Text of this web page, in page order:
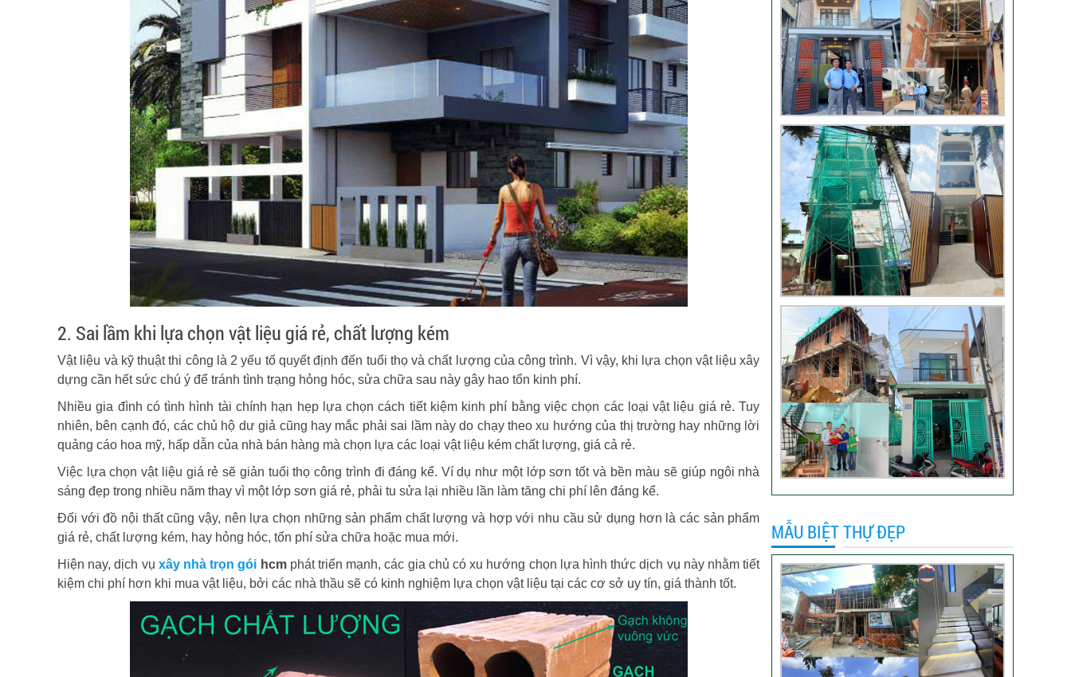
2. Sai lầm khi lựa chọn vật liệu giá rẻ, chất lượng kém
Vật liệu và kỹ thuật thi công là 2 yếu tố quyết định đến tuổi thọ và chất lượng của công trình. Vì vậy, khi lựa chọn vật liệu xây
dựng cần hết sức chú ý để tránh tình trạng hỏng hóc, sửa chữa sau này gây hao tổn kinh phí.
Nhiều gia đình có tình hình tài chính hạn hẹp lựa chọn cách tiết kiệm kinh phí bằng việc chọn các loại vật liệu giá rẻ. Tuy
nhiên, bên cạnh đó, các chủ hộ dư giả cũng hay mắc phải sai lầm này do chạy theo xu hướng của thị trường hay những lời
quảng cáo hoa mỹ, hấp dẫn của nhà bán hàng mà chọn lựa các loại vật liệu kém chất lượng, giá cả rẻ.
Việc lựa chọn vật liệu giá rẻ sẽ giản tuổi thọ công trình đi đáng kể. Ví dụ như một lớp sơn tốt và bền màu sẽ giúp ngôi nhà
sáng đẹp trong nhiều năm thay vì một lớp sơn giá rẻ, phải tu sửa lại nhiều lần làm tăng chi phí lên đáng kể.
Đối với đồ nội thất cũng vậy, nên lựa chọn những sản phẩm chất lượng và hợp với nhu cầu sử dụng hơn là các sản phẩm
giá rẻ, chất lượng kém, hay hỏng hóc, tốn phí sửa chữa hoặc mua mới.
Hiện nay, dịch vụ xây nhà trọn gói hcmphát triển mạnh, các gia chủ có xu hướng chọn lựa hình thức dịch vụ này nhằm tiết
kiệm chi phí hơn khi mua vật liệu, bởi các nhà thầu sẽ có kinh nghiệm lựa chọn vật liệu tại các cơ sở uy tín, giá thành tốt.
Đánh giá khách hàng
xây nhà tại Thủ Đức
Thi công móng nhà
có sàn vượt nhịp tại
Hóc Môn
Đánh giá của khách
hàng xây nhà 3 tầng
tại Thủ Đức
Video đánh giá của
khách hàng anh Hào
Quận Gò Vấp-Xây
nhà trọn gói
VIDEO đánh giá của
khách hàng xây nhà
trọn gói tại TP Thủ
Video sửa nhà trọn
gói tại Tân Bình
Video hình ảnh thi
công nhà anh Hiếu
MẪU BIỆT THỰ ĐẸP